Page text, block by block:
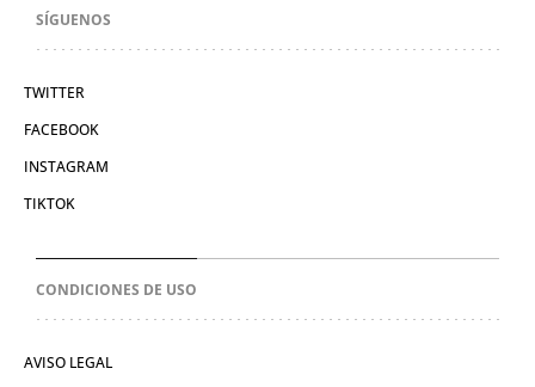
SÍGUENOS
TWITTER
FACEBOOK
INSTAGRAM
TIKTOK
CONDICIONES DE USO
AVISO LEGAL